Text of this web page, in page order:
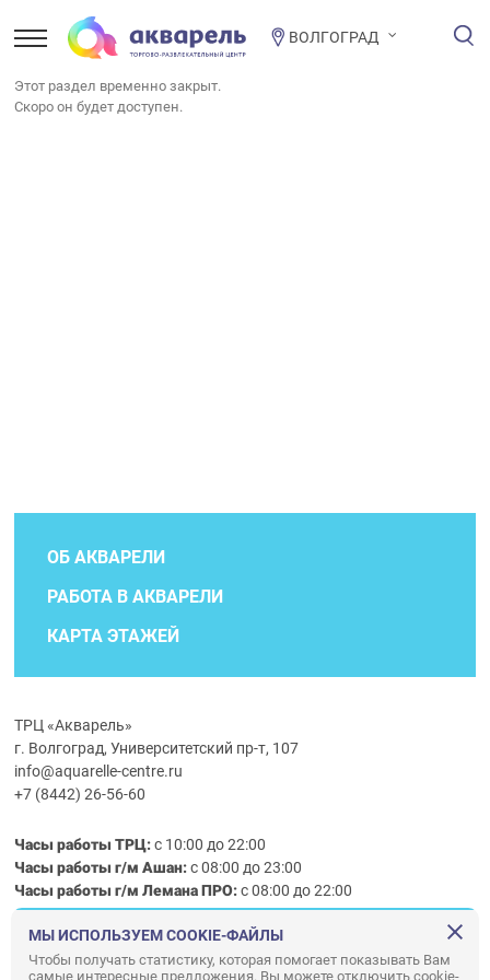
ВОЛГОГРАД
Этот раздел временно закрыт.
Скоро он будет доступен.
ОБ АКВАРЕЛИ
РАБОТА В АКВАРЕЛИ
КАРТА ЭТАЖЕЙ
ТРЦ «Акварель»
г. Волгоград, Университетский пр-т, 107
info@aquarelle-centre.ru
+7 (8442) 26-56-60
Часы работы ТРЦ:с 10:00 до 22:00
Часы работы г/м Ашан:с 08:00 до 23:00
Часы работыг/мЛемана ПРО:с 08:00 до 22:00
Правила посещения ТРЦ «Акварель»
МЫ ИСПОЛЬЗУЕМ COOKIE-ФАЙЛЫ
Чтобы получать статистику, которая помогает показывать Вам
самые интересные предложения. Вы можете отключить cookie-